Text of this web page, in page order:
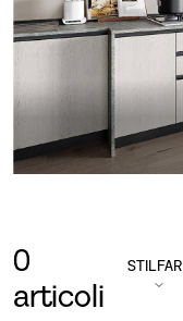
0
articoli
STILFAR